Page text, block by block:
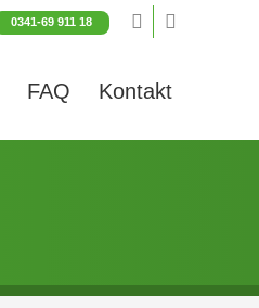
0341-69 911 18
FAQ Kontakt